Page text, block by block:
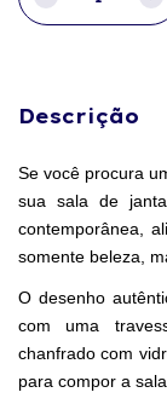
Descrição
Se você procura
sua sala de
contemporânea,
somente beleza,
O desenho
com uma
chanfrado com
para compor a